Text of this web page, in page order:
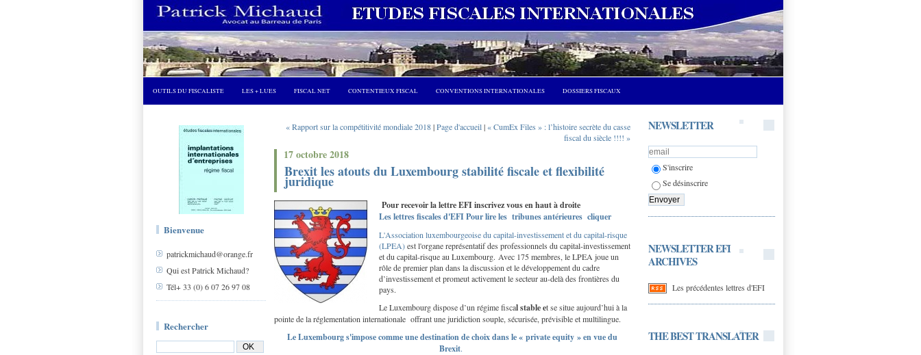
OUTILS DU FISCALISTE LES + LUES FISCAL NET CONTENTIEUX FISCAL CONVENTIONS INTERNATIONALES DOSSIERS FISCAUX
Bienvenue
patrickmichaud@orange.fr
Qui est Patrick Michaud?
Tél+ 33 (0) 6 07 26 97 08
Rechercher
NEWSLETTER
S'inscrire
Se désinscrire
NEWSLETTER EFI
ARCHIVES
Les précédentes lettres d'EFI
THE BEST TRANSLATER
« Rapport sur la compétitivité mondiale 2018|Page d'accueil| « CumEx Files » : l’histoire secrète du casse
fiscal du siècle !!!! »
17 octobre 2018
Brexit les atouts du Luxembourg stabilité fiscale et flexibilité
juridique
Pour recevoir la lettre EFI inscrivez vous en haut à droite
Les lettres fiscales d'EFI Pour lire les tribunes antérieures cliquer
L'Association luxembourgeoise du capital-investissement et du capital-risque
(LPEA)est l'organe représentatif des professionnels du capital-investissement
et du capital-risque au Luxembourg. Avec 175 membres, le LPEA joue un
rôle de premier plan dans la discussion et le développement du cadre
d’investissement et promeut activement le secteur au-delà des frontières du
pays.
Le Luxembourg dispose d’un régime fiscal stable et se situe aujourd’hui à la
pointe de la réglementation internationale offrant une juridiction souple, sécurisée, prévisible et multilingue.
Le Luxembourg s'impose comme une destination de choix dans le « private equity » en vue du
Brexit.